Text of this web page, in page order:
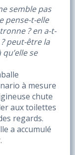
semble pas
pense-t-elle
? en a-t-
peut-être la
se
à mesure
chute
aux toilettes
regards.
a accumulé